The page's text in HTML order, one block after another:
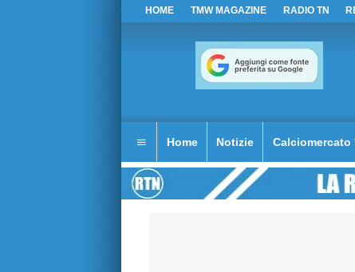
HOME TMW MAGAZINE RADIO TN
Home Notizie Calciomercato